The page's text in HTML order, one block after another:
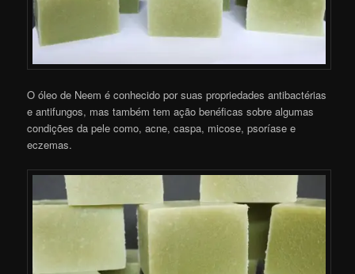
O óleo de Neem é conhecido por suas propriedades antibactérias
e antifungos, mas também tem ação benéficas sobre algumas
condições da pele como, acne, caspa, micose, psoríase e
eczemas.